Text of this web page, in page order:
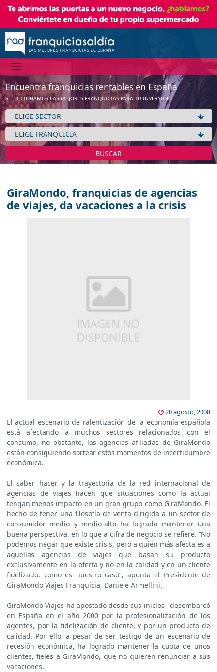
Encuentra franquicias rentables en España
SELECCIONAMOS LAS MEJORES FRANQUICIAS PARA TU INVERSIÓN
BUSCAR
GiraMondo, franquicias de agencias
de viajes, da vacaciones a la crisis
20 agosto, 2008
El actual escenario de ralentización de la economía española
está afectando a muchos sectores relacionados con el
consumo, no obstante, las agencias afiliadas de GiraMondo
están consiguiendo sortear estos momentos de incertidumbre
económica.
El saber hacer y la trayectoria de la red internacional de
agencias de viajes hacen que situaciones como la actual
tengan menos impacto en un gran grupo como GiraMondo. El
hecho de tener una filosofía de venta dirigida a un sector de
consumidor medio y medio-alto ha logrado mantener una
buena perspectiva, en lo que a cifra de negocio se refiere. “No
podemos negar que existe crisis, pero a quién más afecta es a
aquellas agencias de viajes que basan su producto
exclusivamente en la oferta y no en la calidad y en un cliente
fidelizado, como es nuestro caso”, apunta el Presidente de
GiraMondo Viajes Franquicia, Daniele Armellini.
GiraMondo Viajes ha apostado desde sus inicios –desembarcó
en España en el año 2000 por la profesionalización de los
agentes, por la fidelización de cliente, y por un producto de
calidad. Por ello, a pesar de ser testigo de un escenario de
recesión económica, ha logrado mantener la cuota de unos
clientes, fieles a GiraMondo, que no quieren renunciar a sus
vacaciones.